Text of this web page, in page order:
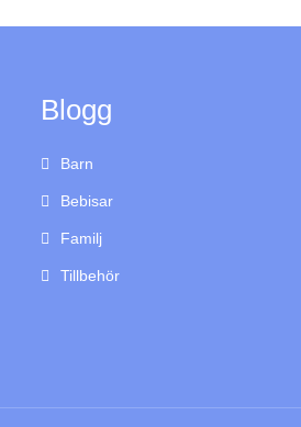
Blogg
Barn
Bebisar
Familj
Tillbehör